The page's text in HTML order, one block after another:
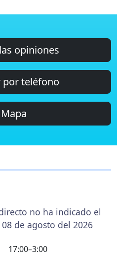
opiniones
teléfono
no ha indicado el
de agosto del 2026
17:00–3:00